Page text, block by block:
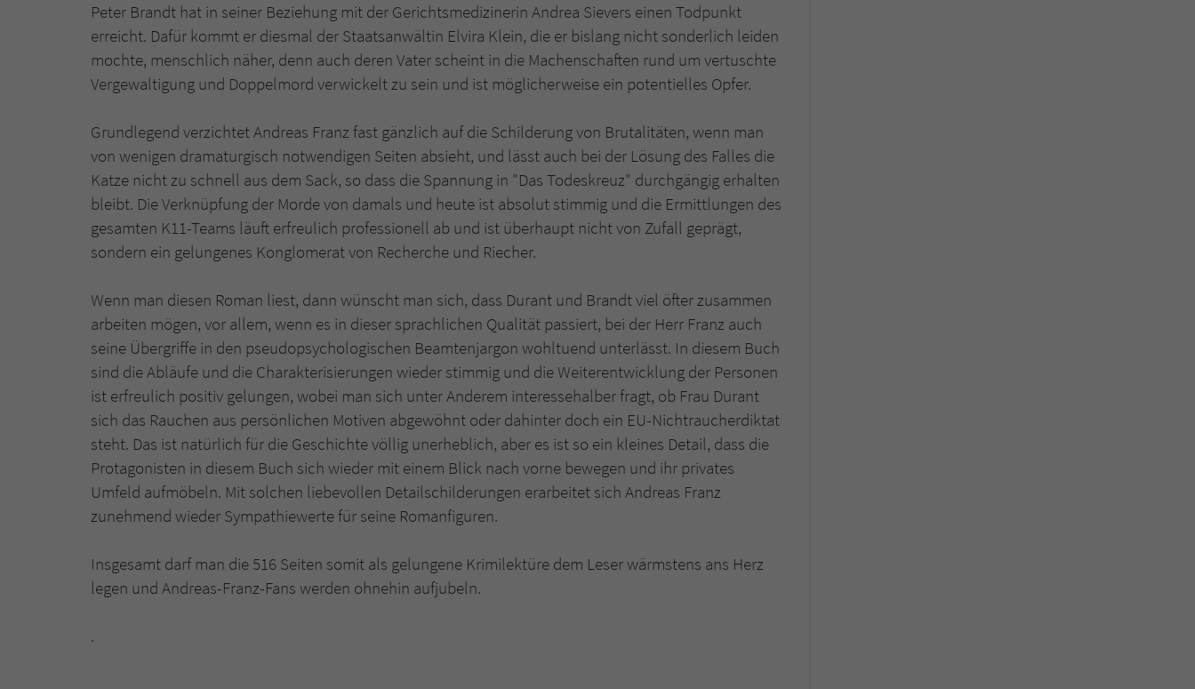
Peter Brandt hat in seiner Beziehung mit der Gerichtsmedizinerin Andrea Sievers einen Todpunkt
erreicht. Dafür kommt er diesmal der Staatsanwältin Elvira Klein, die er bislang nicht sonderlich leiden
mochte, menschlich näher, denn auch deren Vater scheint in die Machenschaften rund um vertuschte
Vergewaltigung und Doppelmord verwickelt zu sein und ist möglicherweise ein potentielles Opfer.
Grundlegend verzichtet Andreas Franz fast gänzlich auf die Schilderung von Brutalitäten, wenn man
von wenigen dramaturgisch notwendigen Seiten absieht, und lässt auch bei der Lösung des Falles die
Katze nicht zu schnell aus dem Sack, so dass die Spannung in "Das Todeskreuz" durchgängig erhalten
bleibt. Die Verknüpfung der Morde von damals und heute ist absolut stimmig und die Ermittlungen des
gesamten K11-Teams läuft erfreulich professionell ab und ist überhaupt nicht von Zufall geprägt,
sondern ein gelungenes Konglomerat von Recherche und Riecher.
Wenn man diesen Roman liest, dann wünscht man sich, dass Durant und Brandt viel öfter zusammen
arbeiten mögen, vor allem, wenn es in dieser sprachlichen Qualität passiert, bei der Herr Franz auch
seine Übergriffe in den pseudopsychologischen Beamtenjargon wohltuend unterlässt. In diesem Buch
sind die Abläufe und die Charakterisierungen wieder stimmig und die Weiterentwicklung der Personen
ist erfreulich positiv gelungen, wobei man sich unter Anderem interessehalber fragt, ob Frau Durant
sich das Rauchen aus persönlichen Motiven abgewöhnt oder dahinter doch ein EU-Nichtraucherdiktat
steht. Das ist natürlich für die Geschichte völlig unerheblich, aber es ist so ein kleines Detail, dass die
Protagonisten in diesem Buch sich wieder mit einem Blick nach vorne bewegen und ihr privates
Umfeld aufmöbeln. Mit solchen liebevollen Detailschilderungen erarbeitet sich Andreas Franz
zunehmend wieder Sympathiewerte für seine Romanfiguren.
Insgesamt darf man die 516 Seiten somit als gelungene Krimilektüre dem Leser wärmstens ans Herz
legen und Andreas-Franz-Fans werden ohnehin aufjubeln.
.